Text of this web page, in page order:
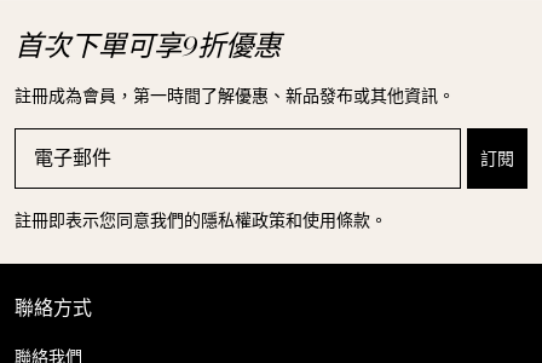
首次下單可享9折優惠
註冊成為會員，第一時間了解優惠、新品發布或其他資訊。
註冊即表示您同意我們的隱私權政策和使用條款。
聯絡方式
聯絡我們